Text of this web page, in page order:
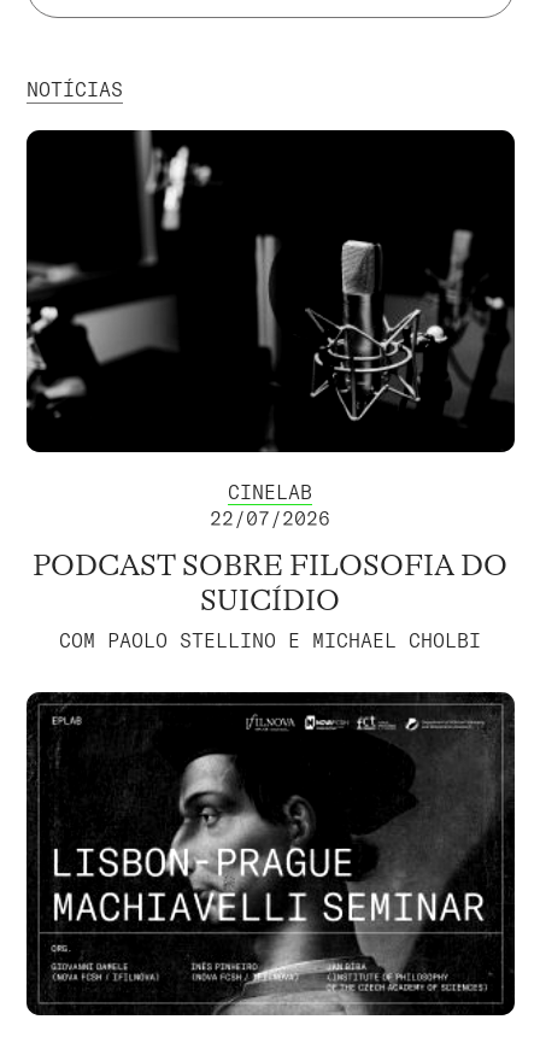
NOTÍCIAS
CINELAB
22/07/2026
PODCAST SOBRE FILOSOFIA DO
SUICÍDIO
COM PAOLO STELLINO E MICHAEL CHOLBI